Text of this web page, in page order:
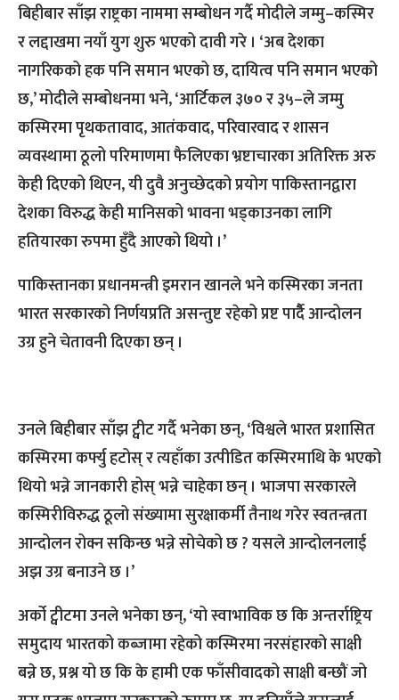
बिहीबार साँझ राष्ट्रका नाममा सम्बोधन गर्दै मोदीले जम्मु–कस्मिर
र लद्दाखमा नयाँ युग शुरु भएको दावी गरे । ‘अब देशका
नागरिकको हक पनि समान भएको छ, दायित्व पनि समान भएको
छ,’ मोदीले सम्बोधनमा भने, ‘आर्टिकल ३७० र ३५–ले जम्मु
कस्मिरमा पृथकतावाद, आतंकवाद, परिवारवाद र शासन
व्यवस्थामा ठूलो परिमाणमा फैलिएका भ्रष्टाचारका अतिरिक्त अरु
केही दिएको थिएन, यी दुवै अनुच्छेदको प्रयोग पाकिस्तानद्वारा
देशका विरुद्ध केही मानिसको भावना भड्काउनका लागि
हतियारका रुपमा हुँदै आएको थियो ।’
पाकिस्तानका प्रधानमन्त्री इमरान खानले भने कस्मिरका जनता
भारत सरकारको निर्णयप्रति असन्तुष्ट रहेको प्रष्ट पार्दैै आन्दोलन
उग्र हुने चेतावनी दिएका छन् ।
उनले बिहीबार साँझ ट्वीट गर्दै भनेका छन्, ‘विश्वले भारत प्रशासित
कस्मिरमा कर्फ्यु हटोस् र त्यहाँका उत्पीडित कस्मिरमाथि के भएको
थियो भन्ने जानकारी होस् भन्ने चाहेका छन् । भाजपा सरकारले
कस्मिरीविरुद्ध ठूलो संख्यामा सुरक्षाकर्मी तैनाथ गरेर स्वतन्त्रता
आन्दोलन रोक्न सकिन्छ भन्ने सोचेको छ ? यसले आन्दोलनलाई
अझ उग्र बनाउने छ ।’
अर्को ट्वीटमा उनले भनेका छन्, ‘यो स्वाभाविक छ कि अन्तर्राष्ट्रिय
समुदाय भारतको कब्जामा रहेको कस्मिरमा नरसंहारको साक्षी
बन्ने छ, प्रश्न यो छ कि के हामी एक फाँसीवादको साक्षी बन्छौं जो